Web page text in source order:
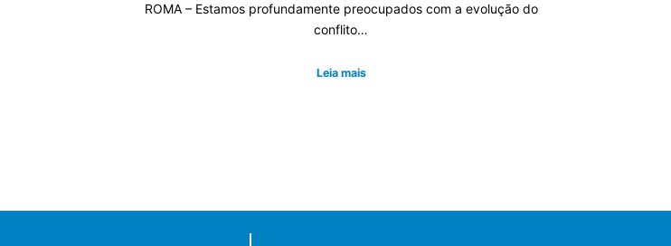
ROMA – Estamos profundamente preocupados com a evolução do
conflito…
Leia mais